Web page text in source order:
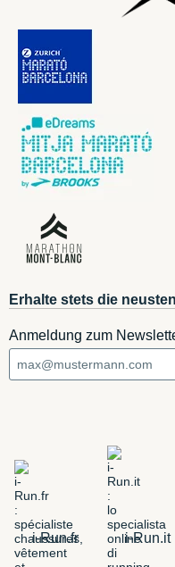
Erhalte stets die
Anmeldung zum
i-Run.fr i-Run.it